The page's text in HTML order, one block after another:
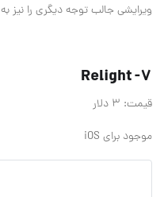
ویرایشی جالب توجه دیگری را نیز به Polarr اضافه کنند.
7- Relight
قیمت: 3 دلار
موجود برای iOS